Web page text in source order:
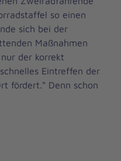
so einen
sich bei der
Maßnahmen
der korrekt
Eintreffen der
fördert.“ Denn schon